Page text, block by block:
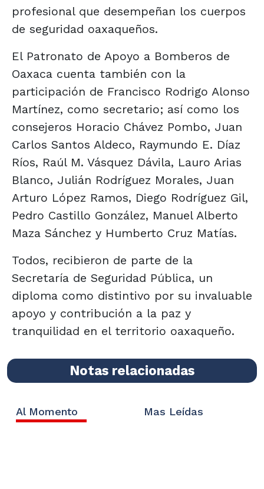
profesional que desempeñan los cuerpos
de seguridad oaxaqueños.
El Patronato de Apoyo a Bomberos de
Oaxaca cuenta también con la
participación de Francisco Rodrigo Alonso
Martínez, como secretario; así como los
consejeros Horacio Chávez Pombo, Juan
Carlos Santos Aldeco, Raymundo E. Díaz
Ríos, Raúl M. Vásquez Dávila, Lauro Arias
Blanco, Julián Rodríguez Morales, Juan
Arturo López Ramos, Diego Rodríguez Gil,
Pedro Castillo González, Manuel Alberto
Maza Sánchez y Humberto Cruz Matías.
Todos, recibieron de parte de la
Secretaría de Seguridad Pública, un
diploma como distintivo por su invaluable
apoyo y contribución a la paz y
tranquilidad en el territorio oaxaqueño.
Notas relacionadas
Al Momento Mas Leídas